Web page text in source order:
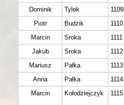
Dominik
Tylek 1109
Piotr
Budzik 1110
Marcin
Sroka 1111
Jakub
Sroka 1112
Mariusz
Pałka 1113
Anna
Pałka 1114
Marcin
Kołodziejczyk 1115